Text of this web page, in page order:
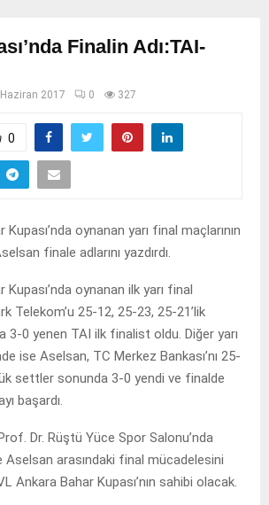
Finalin Adı:TAI-
2017 0 327
0
oynanan yarı final maçlarının
finale adlarını yazdırdı.
oynanan ilk yarı final
Telekom’u 25-12, 25-23, 25-21’lik
0 yenen TAI ilk finalist oldu. Diğer yarı
ise Aselsan, TC Merkez Bankası’nı 25-
settler sonunda 3-0 yendi ve finalde
başardı.
Dr. Rüştü Yüce Spor Salonu’nda
Aselsan arasındaki final mücadelesini
Ankara Bahar Kupası’nın sahibi olacak.